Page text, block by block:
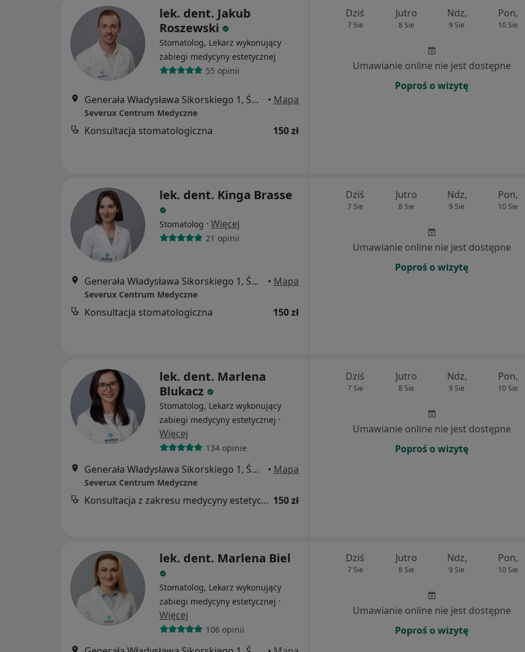
lek. dent. Jakub
Roszewski
Stomatolog, Lekarz wykonujący
zabiegi medycyny estetycznej
55 opinii
Generała Władysława Sikorskiego 1, Świętochłowice • Mapa
Severux Centrum Medyczne
Konsultacja stomatologiczna 150 zł
Dziś
7 Sie
Jutro
8 Sie
Ndz,
9 Sie
Pon,
10 Sie
Umawianie online nie jest dostępne
Poproś o wizytę
lek. dent. Kinga Brasse
Stomatolog · Więcej
21 opinii
Generała Władysława Sikorskiego 1, Świętochłowice • Mapa
Severux Centrum Medyczne
Konsultacja stomatologiczna 150 zł
Dziś
7 Sie
Jutro
8 Sie
Ndz,
9 Sie
Pon,
10 Sie
Umawianie online nie jest dostępne
Poproś o wizytę
lek. dent. Marlena
Blukacz
Stomatolog, Lekarz wykonujący
zabiegi medycyny estetycznej ·
Więcej
134 opinie
Generała Władysława Sikorskiego 1, Świętochłowice • Mapa
Severux Centrum Medyczne
Konsultacja z zakresu medycyny estetycznej 150 zł
Dziś
7 Sie
Jutro
8 Sie
Ndz,
9 Sie
Pon,
10 Sie
Umawianie online nie jest dostępne
Poproś o wizytę
lek. dent. Marlena Biel
Stomatolog, Lekarz wykonujący
zabiegi medycyny estetycznej ·
Więcej
106 opinii
Dziś
7 Sie
Jutro
8 Sie
Ndz,
9 Sie
Pon,
10 Sie
Umawianie online nie jest dostępne
Poproś o wizytę